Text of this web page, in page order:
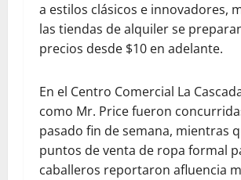
a estilos clásicos e innovadores,
las tiendas de alquiler se
precios desde $10 en adelante.
En el Centro Comercial La
como Mr. Price fueron
pasado fin de semana, mientras
puntos de venta de ropa formal
caballeros reportaron afluencia